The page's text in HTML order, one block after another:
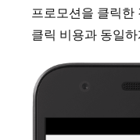
프로모션을 클릭한
클릭 비용과 동일